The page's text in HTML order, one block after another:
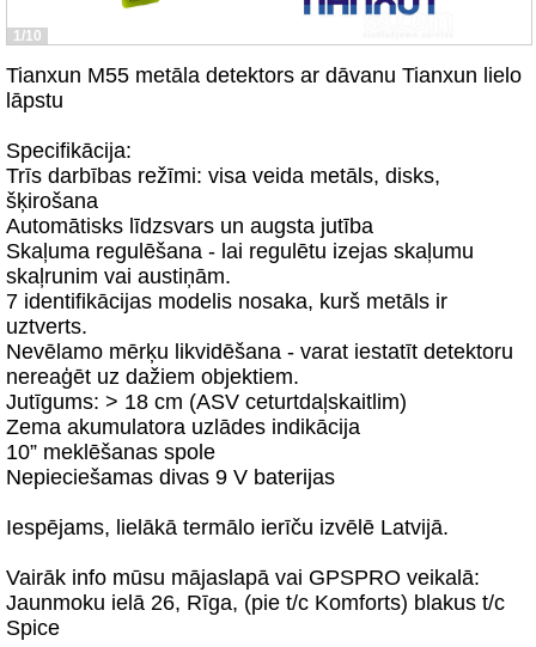
1/10
Tianxun M55 metāla detektors ar dāvanu Tianxun lielo
lāpstu
Specifikācija:
Trīs darbības režīmi: visa veida metāls, disks,
šķirošana
Automātisks līdzsvars un augsta jutība
Skaļuma regulēšana - lai regulētu izejas skaļumu
skaļrunim vai austiņām.
7 identifikācijas modelis nosaka, kurš metāls ir
uztverts.
Nevēlamo mērķu likvidēšana - varat iestatīt detektoru
nereaģēt uz dažiem objektiem.
Jutīgums: > 18 cm (ASV ceturtdaļskaitlim)
Zema akumulatora uzlādes indikācija
10” meklēšanas spole
Nepieciešamas divas 9 V baterijas
Iespējams, lielākā termālo ierīču izvēlē Latvijā.
Vairāk info mūsu mājaslapā vai GPSPRO veikalā:
Jaunmoku ielā 26, Rīga, (pie t/c Komforts) blakus t/c
Spice